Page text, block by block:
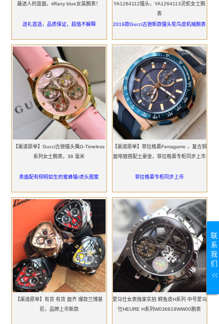
最迷人的蓝面，tiffany blue女装腕表！
送礼首选，品质保证，超值不解释
YA1264112猫头，YA1264113灵蛇女士腕
表
2019款Gucci古驰新款猫头鸵鸟皮机械腕表
【渠道原单】Gucci古驰猫头鹰G-Timeless
系列女士腕表，38 毫米
表面配有栩栩如生的蜜蜂猫/虎头图案
【渠道原单】菲拉格慕Ferragamo ，复古铜
面电镀搭配土豪金，菲拉格慕专柜同步上市
菲拉格慕专柜同步上市
【渠道原单】有货 有货 面齐 爆款兰博基
尼，品牌上市新款
爱马仕女表独家实拍 鳄鱼皮H系列 中号爱马
仕HEURE H系列W036819WW00腕表
联
系
我
们